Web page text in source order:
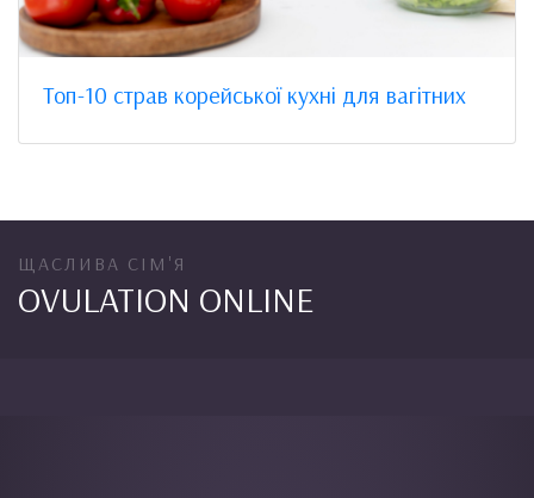
Топ-10 страв корейської кухні для вагітних
ЩАСЛИВА СІМ'Я
OVULATION ONLINE